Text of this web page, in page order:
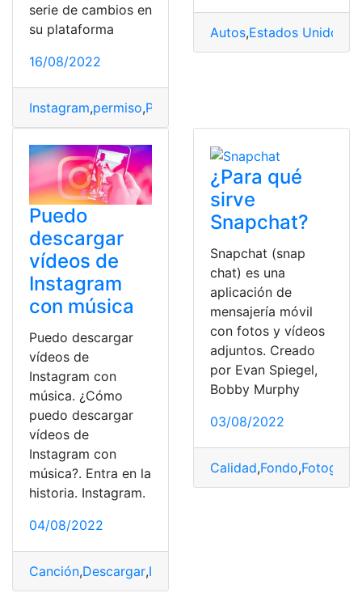
serie de cambios en
su plataforma
16/08/2022
Instagram,permiso,Plataforma
Autos,Estados Unidos
Puedo
descargar
vídeos de
Instagram
con música
Puedo descargar
vídeos de
Instagram con
música. ¿Cómo
puedo descargar
vídeos de
Instagram con
música?. Entra en la
historia. Instagram.
04/08/2022
Canción,Descargar,Instagram
¿Para qué
sirve
Snapchat?
Snapchat (snap
chat) es una
aplicación de
mensajería móvil
con fotos y vídeos
adjuntos. Creado
por Evan Spiegel,
Bobby Murphy
03/08/2022
Calidad,Fondo,